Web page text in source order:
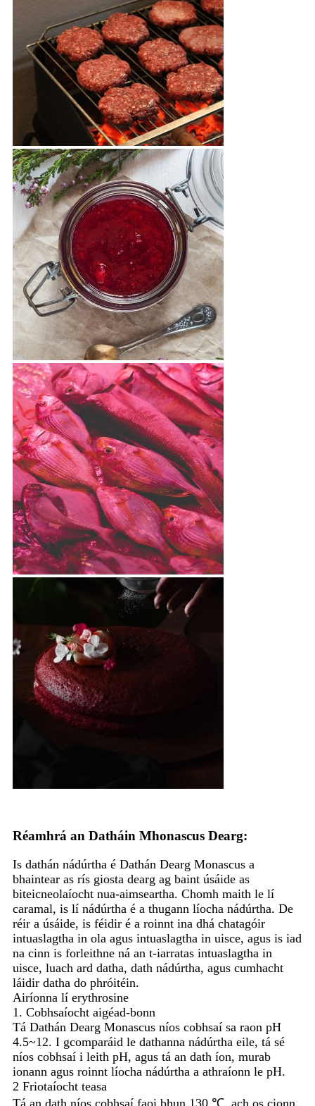
Réamhrá an Datháin Mhonascus Dearg:
Is dathán nádúrtha é Dathán Dearg Monascus a
bhaintear as rís giosta dearg ag baint úsáide as
biteicneolaíocht nua-aimseartha. Chomh maith le lí
caramal, is lí nádúrtha é a thugann líocha nádúrtha. De
réir a úsáide, is féidir é a roinnt ina dhá chatagóir
intuaslagtha in ola agus intuaslagtha in uisce, agus is iad
na cinn is forleithne ná an t-iarratas intuaslagtha in
uisce, luach ard datha, dath nádúrtha, agus cumhacht
láidir datha do phróitéin.
Airíonna lí erythrosine
1. Cobhsaíocht aigéad-bonn
Tá Dathán Dearg Monascus níos cobhsaí sa raon pH
4.5~12. I gcomparáid le dathanna nádúrtha eile, tá sé
níos cobhsaí i leith pH, ​​agus tá an dath íon, murab
ionann agus roinnt líocha nádúrtha a athraíonn le pH.
2 Friotaíocht teasa